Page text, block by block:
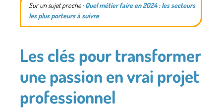
Sur un sujet proche :Quel métier faire en 2024 : les secteurs
les plus porteurs à suivre
Les clés pour transformer
une passion en vrai projet
professionnel